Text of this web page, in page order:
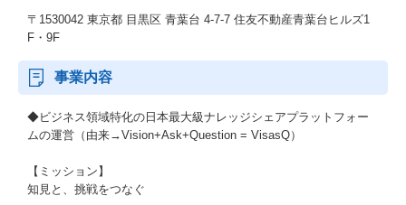
〒1530042 東京都 目黒区 青葉台 4-7-7 住友不動産青葉台ヒルズ1
F・9F
事業内容
◆ビジネス領域特化の日本最大級ナレッジシェアプラットフォー
ムの運営（由来→Vision+Ask+Question = VisasQ）
【ミッション】
知見と、挑戦をつなぐ